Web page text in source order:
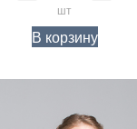
шт
В корзину